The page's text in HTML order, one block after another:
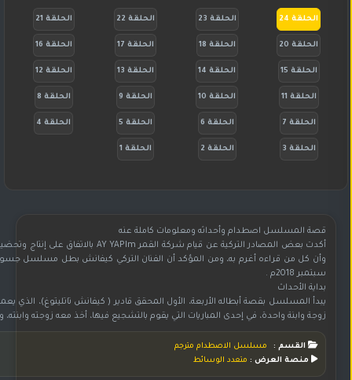
الحلقة 24 الحلقة 23 الحلقة 22 الحلقة 21
الحلقة 20 الحلقة 18 الحلقة 17 الحلقة 16
الحلقة 15 الحلقة 14 الحلقة 13 الحلقة 12
الحلقة 11 الحلقة 10 الحلقة 9 الحلقة 8
الحلقة 7 الحلقة 6 الحلقة 5 الحلقة 4
الحلقة 3 الحلقة 2 الحلقة 1
قصة المسلسل اصطدام وأحداثه ومعلومات كاملة عنه
وأن كل من قراءه أغرم به، ومن المؤكد أن الفنان التركي كيفانش بطل مسلسل
سبتمبر 2018م .
بداية الأحداث
يبدأ المسلسل بقصة أبطاله الأربعة، الأول المحقق قادير ( كيفانش تاتليتوغ)،
زوجة وابنة واحدة، في إحدى المباريات التي يقوم بالتشجيع فيها، أخذ معه زوجته
القسم :
مسلسل الاصطدام مترجم
منصة العرض : متعدد الوسائط